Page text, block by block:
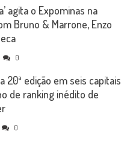
agita o Expominas na
Bruno & Marrone, Enzo
0
20ª edição em seis capitais
de ranking inédito de
0